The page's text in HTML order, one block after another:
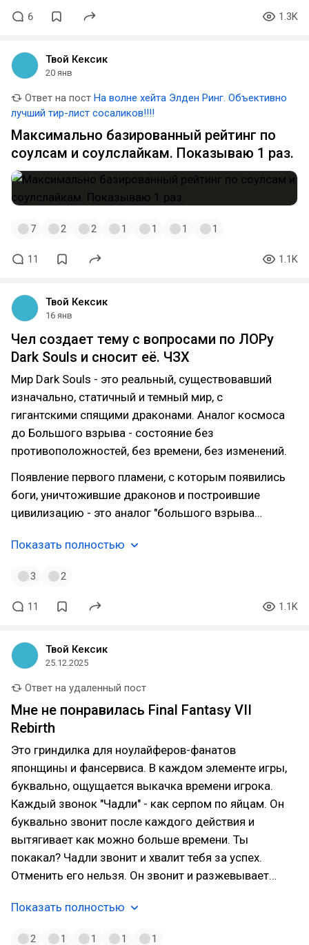
6 1.3K
Твой Кексик
20 янв
Ответ на пост На волне хейта Элден Ринг. Объективно
лучший тир-лист сосаликов!!!!
Максимально базированный рейтинг по
соулсам и соулслайкам. Показываю 1 раз.
7 2 2 1 1 1 1
11 1.1K
Твой Кексик
16 янв
Чел создает тему с вопросами по ЛОРу
Dark Souls и сносит её. ЧЗХ
Мир Dark Souls - это реальный, существовавший
изначально, статичный и темный мир, с
гигантскими спящими драконами. Аналог космоса
до Большого взрыва - состояние без
противоположностей, без времени, без изменений.
Появление первого пламени, с которым появились
боги, уничтожившие драконов и построившие
цивилизацию - это аналог "большого взрыва…
Показать полностью
3 2
11 1.1K
Твой Кексик
25.12.2025
Ответ на удаленный пост
Мне не понравилась Final Fantasy VII
Rebirth
Это гриндилка для ноулайферов-фанатов
японщины и фансервиса. В каждом элементе игры,
буквально, ощущается выкачка времени игрока.
Каждый звонок "Чадли" - как серпом по яйцам. Он
буквально звонит после каждого действия и
вытягивает как можно больше времени. Ты
покакал? Чадли звонит и хвалит тебя за успех.
Отменить его нельзя. Он звонит и разжевывает…
Показать полностью
2 1 1 1 1